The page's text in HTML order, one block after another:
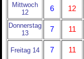
Mittwoch
12
6 12
Donnerstag
13
7 11
Freitag 14 7 11